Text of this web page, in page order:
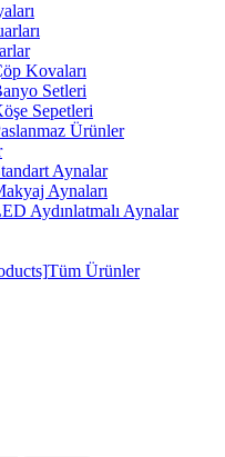
Kovaları
Setleri
Sepetleri
Ürünler
Aynalar
Aynaları
Aydınlatmalı Aynalar
Tüm Ürünler